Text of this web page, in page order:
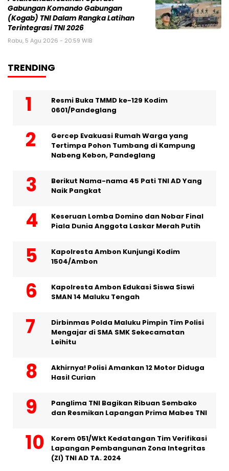
Gabungan Komando Gabungan
(Kogab) TNI Dalam Rangka Latihan
Terintegrasi TNI 2026
Rabu, 5 Agu 2026 - 20:59 WIB
TRENDING
Resmi Buka TMMD ke-129 Kodim
0601/Pandeglang
Gercep Evakuasi Rumah Warga yang
Tertimpa Pohon Tumbang di Kampung
Nabeng Kebon, Pandeglang
Berikut Nama-nama 45 Pati TNI AD Yang
Naik Pangkat
Keseruan Lomba Domino dan Nobar Final
Piala Dunia Anggota Laskar Merah Putih
Kapolresta Ambon Kunjungi Kodim
1504/Ambon
Kapolresta Ambon Edukasi Siswa Siswi
SMAN 14 Maluku Tengah
Dirbinmas Polda Maluku Pimpin Tim Polisi
Mengajar di SMA SMK Sekecamatan
Leihitu
Akhirnya! Polisi Amankan 12 Motor Diduga
Hasil Curian
Panglima TNI Bagikan Ribuan Sembako
dan Resmikan Lapangan Prima Mabes TNI
Korem 051/Wkt Kedatangan Tim Verifikasi
Lapangan Pembangunan Zona Integritas
(ZI) TNI AD TA. 2024